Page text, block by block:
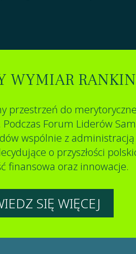
WYMIAR
przestrzeń do
Podczas Forum Liderów
wspólnie z
o przyszłości
finansowa oraz innowacje.
SIĘ WIĘCEJ